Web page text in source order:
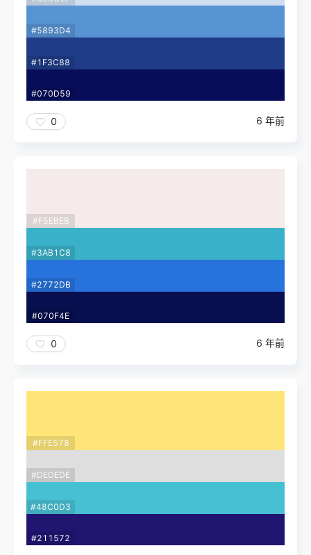
#5893D4
#1F3C88
#070D59
0 6 年前
#F5EBEB
#3AB1C8
#2772DB
#070F4E
0 6 年前
#FFE578
#DEDEDE
#48C0D3
#211572